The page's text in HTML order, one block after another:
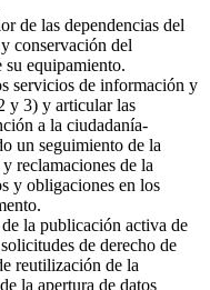
de las dependencias del
conservación del
equipamiento.
servicios de información y
y 3) y articular las
a la ciudadanía-
un seguimiento de la
reclamaciones de la
y obligaciones en los
la publicación activa de
de derecho de
reutilización de la
la apertura de datos